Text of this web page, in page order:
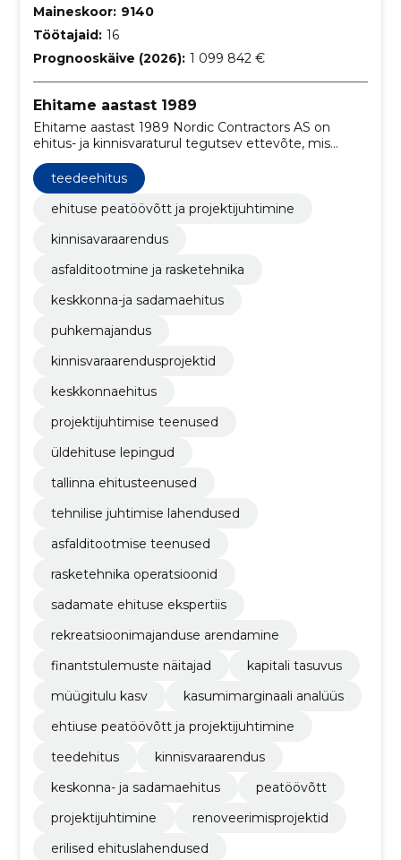
Maineskoor: 9140
Töötajaid: 16
Prognooskäive (2026): 1 099 842 €
Ehitame aastast 1989
Ehitame aastast 1989 Nordic Contractors AS on
ehitus- ja kinnisvaraturul tegutsev ettevõte, mis
pakub oma teenust läbi tütarettevõtete.
teedeehitus
ehituse peatöövõtt ja projektijuhtimine
kinnisavaraarendus
asfalditootmine ja rasketehnika
keskkonna-ja sadamaehitus
puhkemajandus
kinnisvaraarendusprojektid
keskkonnaehitus
projektijuhtimise teenused
üldehituse lepingud
tallinna ehitusteenused
tehnilise juhtimise lahendused
asfalditootmise teenused
rasketehnika operatsioonid
sadamate ehituse ekspertiis
rekreatsioonimajanduse arendamine
finantstulemuste näitajad
kapitali tasuvus
müügitulu kasv
kasumimarginaali analüüs
ehtiuse peatöövõtt ja projektijuhtimine
teedehitus
kinnisvaraarendus
keskonna- ja sadamaehitus
peatöövõtt
projektijuhtimine
renoveerimisprojektid
erilised ehituslahendused